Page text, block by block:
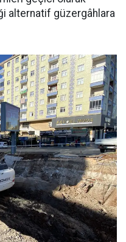
alternatif güzergâhlara